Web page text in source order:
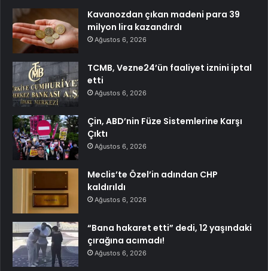
Kavanozdan çıkan madeni para 39
milyon lira kazandırdı
Ağustos 6, 2026
TCMB, Vezne24’ün faaliyet iznini iptal
etti
Ağustos 6, 2026
Çin, ABD’nin Füze Sistemlerine Karşı
Çıktı
Ağustos 6, 2026
Meclis’te Özel’in adından CHP
kaldırıldı
Ağustos 6, 2026
“Bana hakaret etti” dedi, 12 yaşındaki
çırağına acımadı!
Ağustos 6, 2026